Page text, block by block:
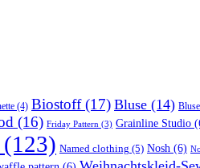
(4) Biostoff(17) Bluse (14)
(16) Friday Pattern (3) Grainline Studio
(123) Named clothing (5) Nosh (6)